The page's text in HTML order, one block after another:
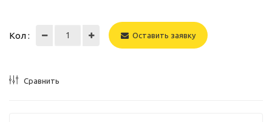
Кол : Оставить заявку
Сравнить